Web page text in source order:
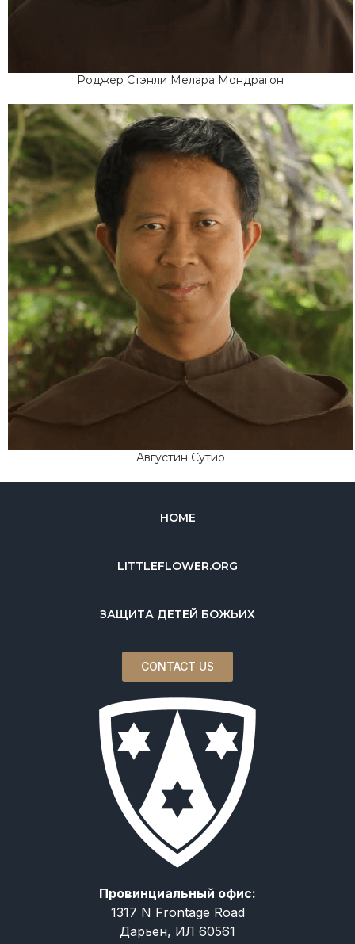
Роджер Стэнли Мелара Мондрагон
Августин Сутио
HOME
LITTLEFLOWER.ORG
ЗАЩИТА ДЕТЕЙ БОЖЬИХ
CONTACT US
Провинциальный офис:
1317 N Frontage Road
Дарьен, ИЛ 60561